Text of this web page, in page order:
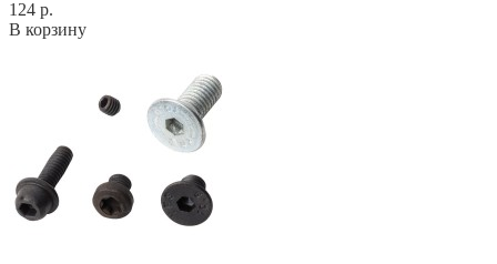
124 р.
В корзину